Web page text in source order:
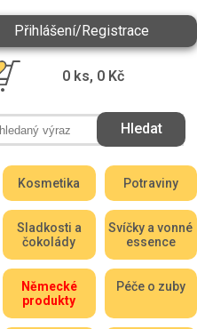
Přihlášení/Registrace
0 ks, 0 Kč
Kosmetika Potraviny
Sladkosti a
čokolády
Svíčky a vonné
essence
Německé
produkty
Péče o zuby